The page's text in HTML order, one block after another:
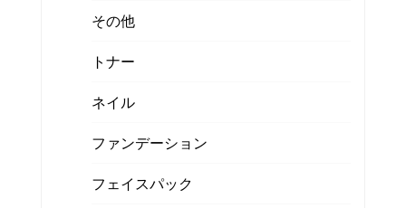
その他
トナー
ネイル
ファンデーション
フェイスパック